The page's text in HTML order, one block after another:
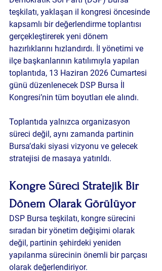
teşkilatı, yaklaşan il kongresi öncesinde
kapsamlı bir değerlendirme toplantısı
gerçekleştirerek yeni dönem
hazırlıklarını hızlandırdı. İl yönetimi ve
ilçe başkanlarının katılımıyla yapılan
toplantıda, 13 Haziran 2026 Cumartesi
günü düzenlenecek DSP Bursa İl
Kongresi’nin tüm boyutları ele alındı.
Toplantıda yalnızca organizasyon
süreci değil, aynı zamanda partinin
Bursa’daki siyasi vizyonu ve gelecek
stratejisi de masaya yatırıldı.
Kongre Süreci Stratejik Bir
Dönem Olarak Görülüyor
DSP Bursa teşkilatı, kongre sürecini
sıradan bir yönetim değişimi olarak
değil, partinin şehirdeki yeniden
yapılanma sürecinin önemli bir parçası
olarak değerlendiriyor.